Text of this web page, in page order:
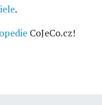
.
CoJeCo.cz!